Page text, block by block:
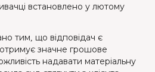
встановлено у лютому
тим, що відповідач є
значне грошове
надавати матеріальну